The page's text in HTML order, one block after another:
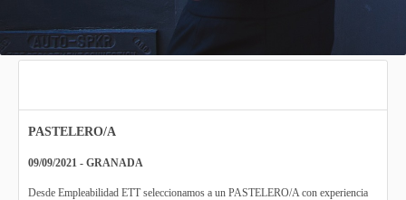
PASTELERO/A
09/09/2021 - GRANADA
Desde Empleabilidad ETT seleccionamos a un PASTELERO/A con experiencia